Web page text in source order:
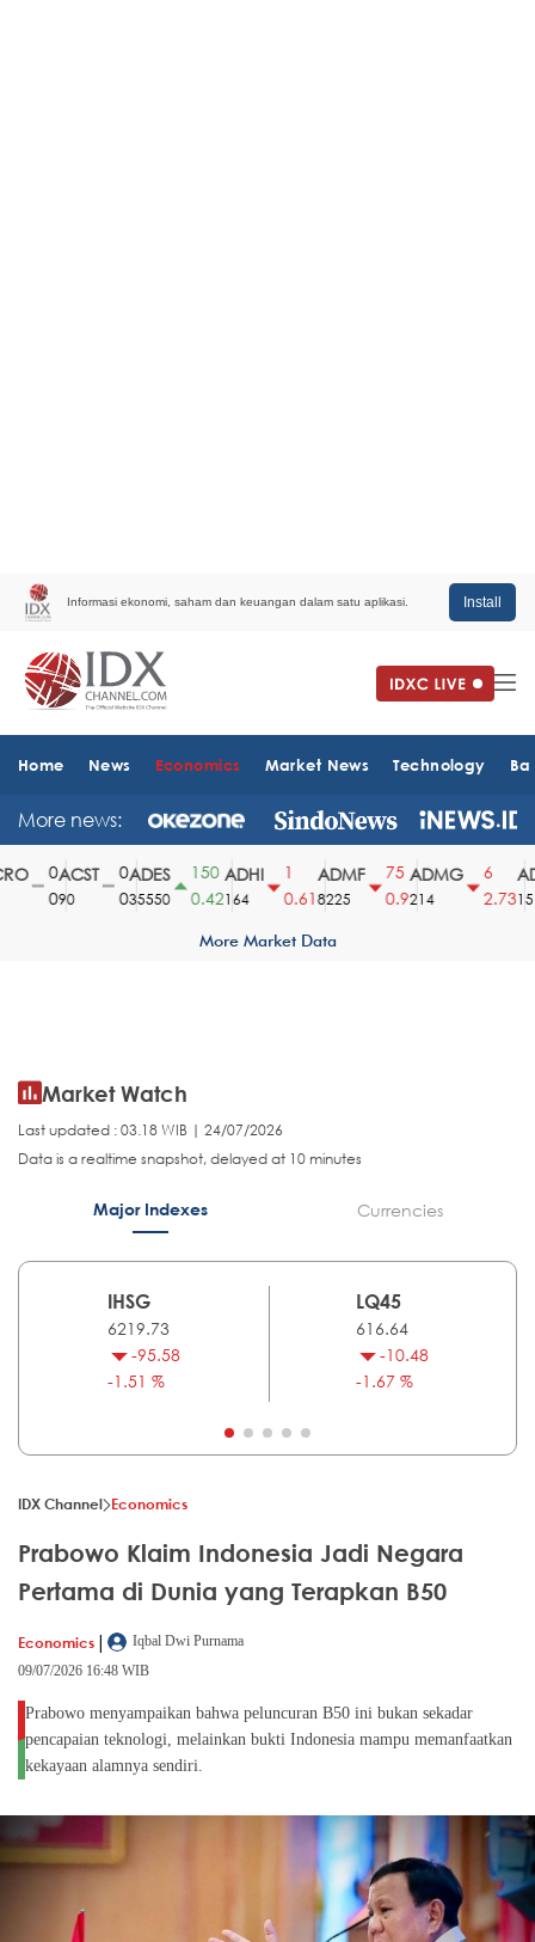
Informasi ekonomi, saham dan keuangan dalam satu aplikasi. Install
Home News Economics Market News Technology
More news:
ACST
90
ADES
35550
150
0.42
ADHI
164
0.61
ADMF
8225
75
0.9
ADMG
214
2.731510
More Market Data
Market Watch
Last updated : 03.18 WIB | 24/07/2026
Data is a realtime snapshot, delayed at 10 minutes
Major Indexes Currencies
IHSG
6219.73
-95.58
-1.51 %
LQ45
616.64
-10.48
-1.67 %
IDX Channel Economics
Prabowo Klaim Indonesia Jadi Negara
Pertama di Dunia yang Terapkan B50
Economics |
Iqbal Dwi Purnama
09/07/2026 16:48 WIB
Prabowo menyampaikan bahwa peluncuran B50 ini bukan sekadar
pencapaian teknologi, melainkan bukti Indonesia mampu memanfaatkan
kekayaan alamnya sendiri.